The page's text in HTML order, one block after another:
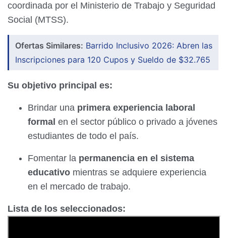
coordinada por el Ministerio de Trabajo y Seguridad
Social (MTSS).
Ofertas Similares: Barrido Inclusivo 2026: Abren las
Inscripciones para 120 Cupos y Sueldo de $32.765
Su objetivo principal es:
Brindar una primera experiencia laboral
formal en el sector público o privado a jóvenes
estudiantes de todo el país.
Fomentar la permanencia en el sistema
educativo mientras se adquiere experiencia
en el mercado de trabajo.
Lista de los seleccionados: